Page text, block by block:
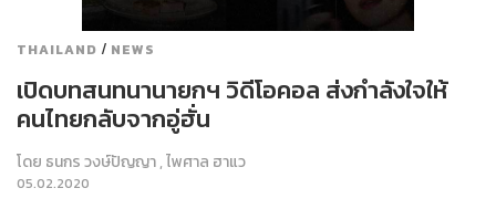
THAILAND / NEWS
เปิดบทสนทนานายกฯ วิดีโอคอล ส่งกำลังใจให้
คนไทยกลับจากอู่ฮั่น
โดย ธนกร วงษ์ปัญญา,ไพศาล ฮาแว
05.02.2020